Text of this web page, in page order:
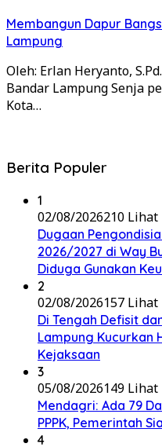
Membangun Dapur
Lampung
Oleh: Erlan Heryanto,
Bandar Lampung Senja
Kota…
Berita Populer
1
02/08/2026210 Lihat
Dugaan
2026/2027 di Way
Diduga Gunakan
2
02/08/2026157 Lihat
Di Tengah Defisit
Lampung Kucurkan
Kejaksaan
3
05/08/2026149 Lihat
Mendagri: Ada 79
PPPK, Pemerintah
4